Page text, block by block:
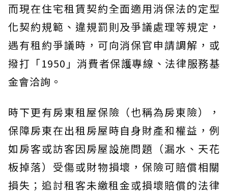
而現在住宅租賃契約全面適用消保法的定型
化契約規範、違規罰則及爭議處理等規定，
遇有租約爭議時，可向消保官申請調解，或
撥打「1950」消費者保護專線、法律服務基
金會洽詢。
時下更有房東租屋保險（也稱為房東險），
保障房東在出租房屋時自身財產和權益，例
如房客或訪客因房屋設施問題（漏水、天花
板掉落）受傷或財物損壞，保險可賠償相關
損失；追討租客未繳租金或損壞賠償的法律